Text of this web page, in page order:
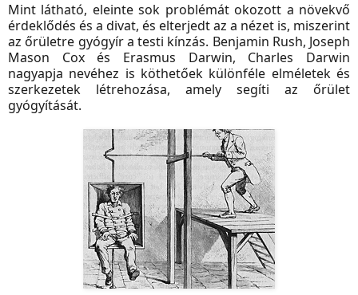
Mint látható, eleinte sok problémát okozott a növekvő
érdeklődés és a divat, és elterjedt az a nézet is, miszerint
az őrületre gyógyír a testi kínzás. Benjamin Rush, Joseph
Mason Cox és Erasmus Darwin, Charles Darwin
nagyapja nevéhez is köthetőek különféle elméletek és
szerkezetek létrehozása, amely segíti az őrület
gyógyítását.